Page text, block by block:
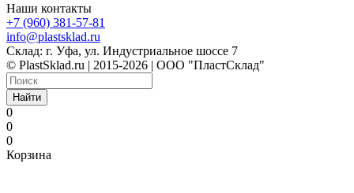
Наши контакты
+7 (960) 381-57-81
info@plastsklad.ru
Склад: г. Уфа, ул. Индустриальное шоссе 7
© PlastSklad.ru | 2015-2026 | ООО "ПластСклад"
Найти
0
0
0
Корзина